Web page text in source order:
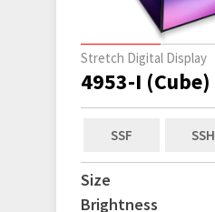
Stretch Digital Display
4953-I (Cube)
SSF SSH
Size
Brightness